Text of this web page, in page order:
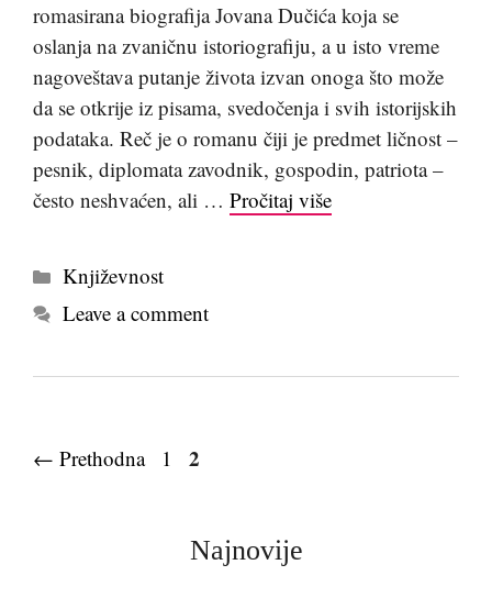
romasirana biografija Jovana Dučića koja se
oslanja na zvaničnu istoriografiju, a u isto vreme
nagoveštava putanje života izvan onoga što može
da se otkrije iz pisama, svedočenja i svih istorijskih
podataka. Reč je o romanu čiji je predmet ličnost –
pesnik, diplomata zavodnik, gospodin, patriota –
često neshvaćen, ali … Pročitaj više
Kategorije
Književnost
Leave a comment
← Prethodna Page
1 Page
2
Najnovije